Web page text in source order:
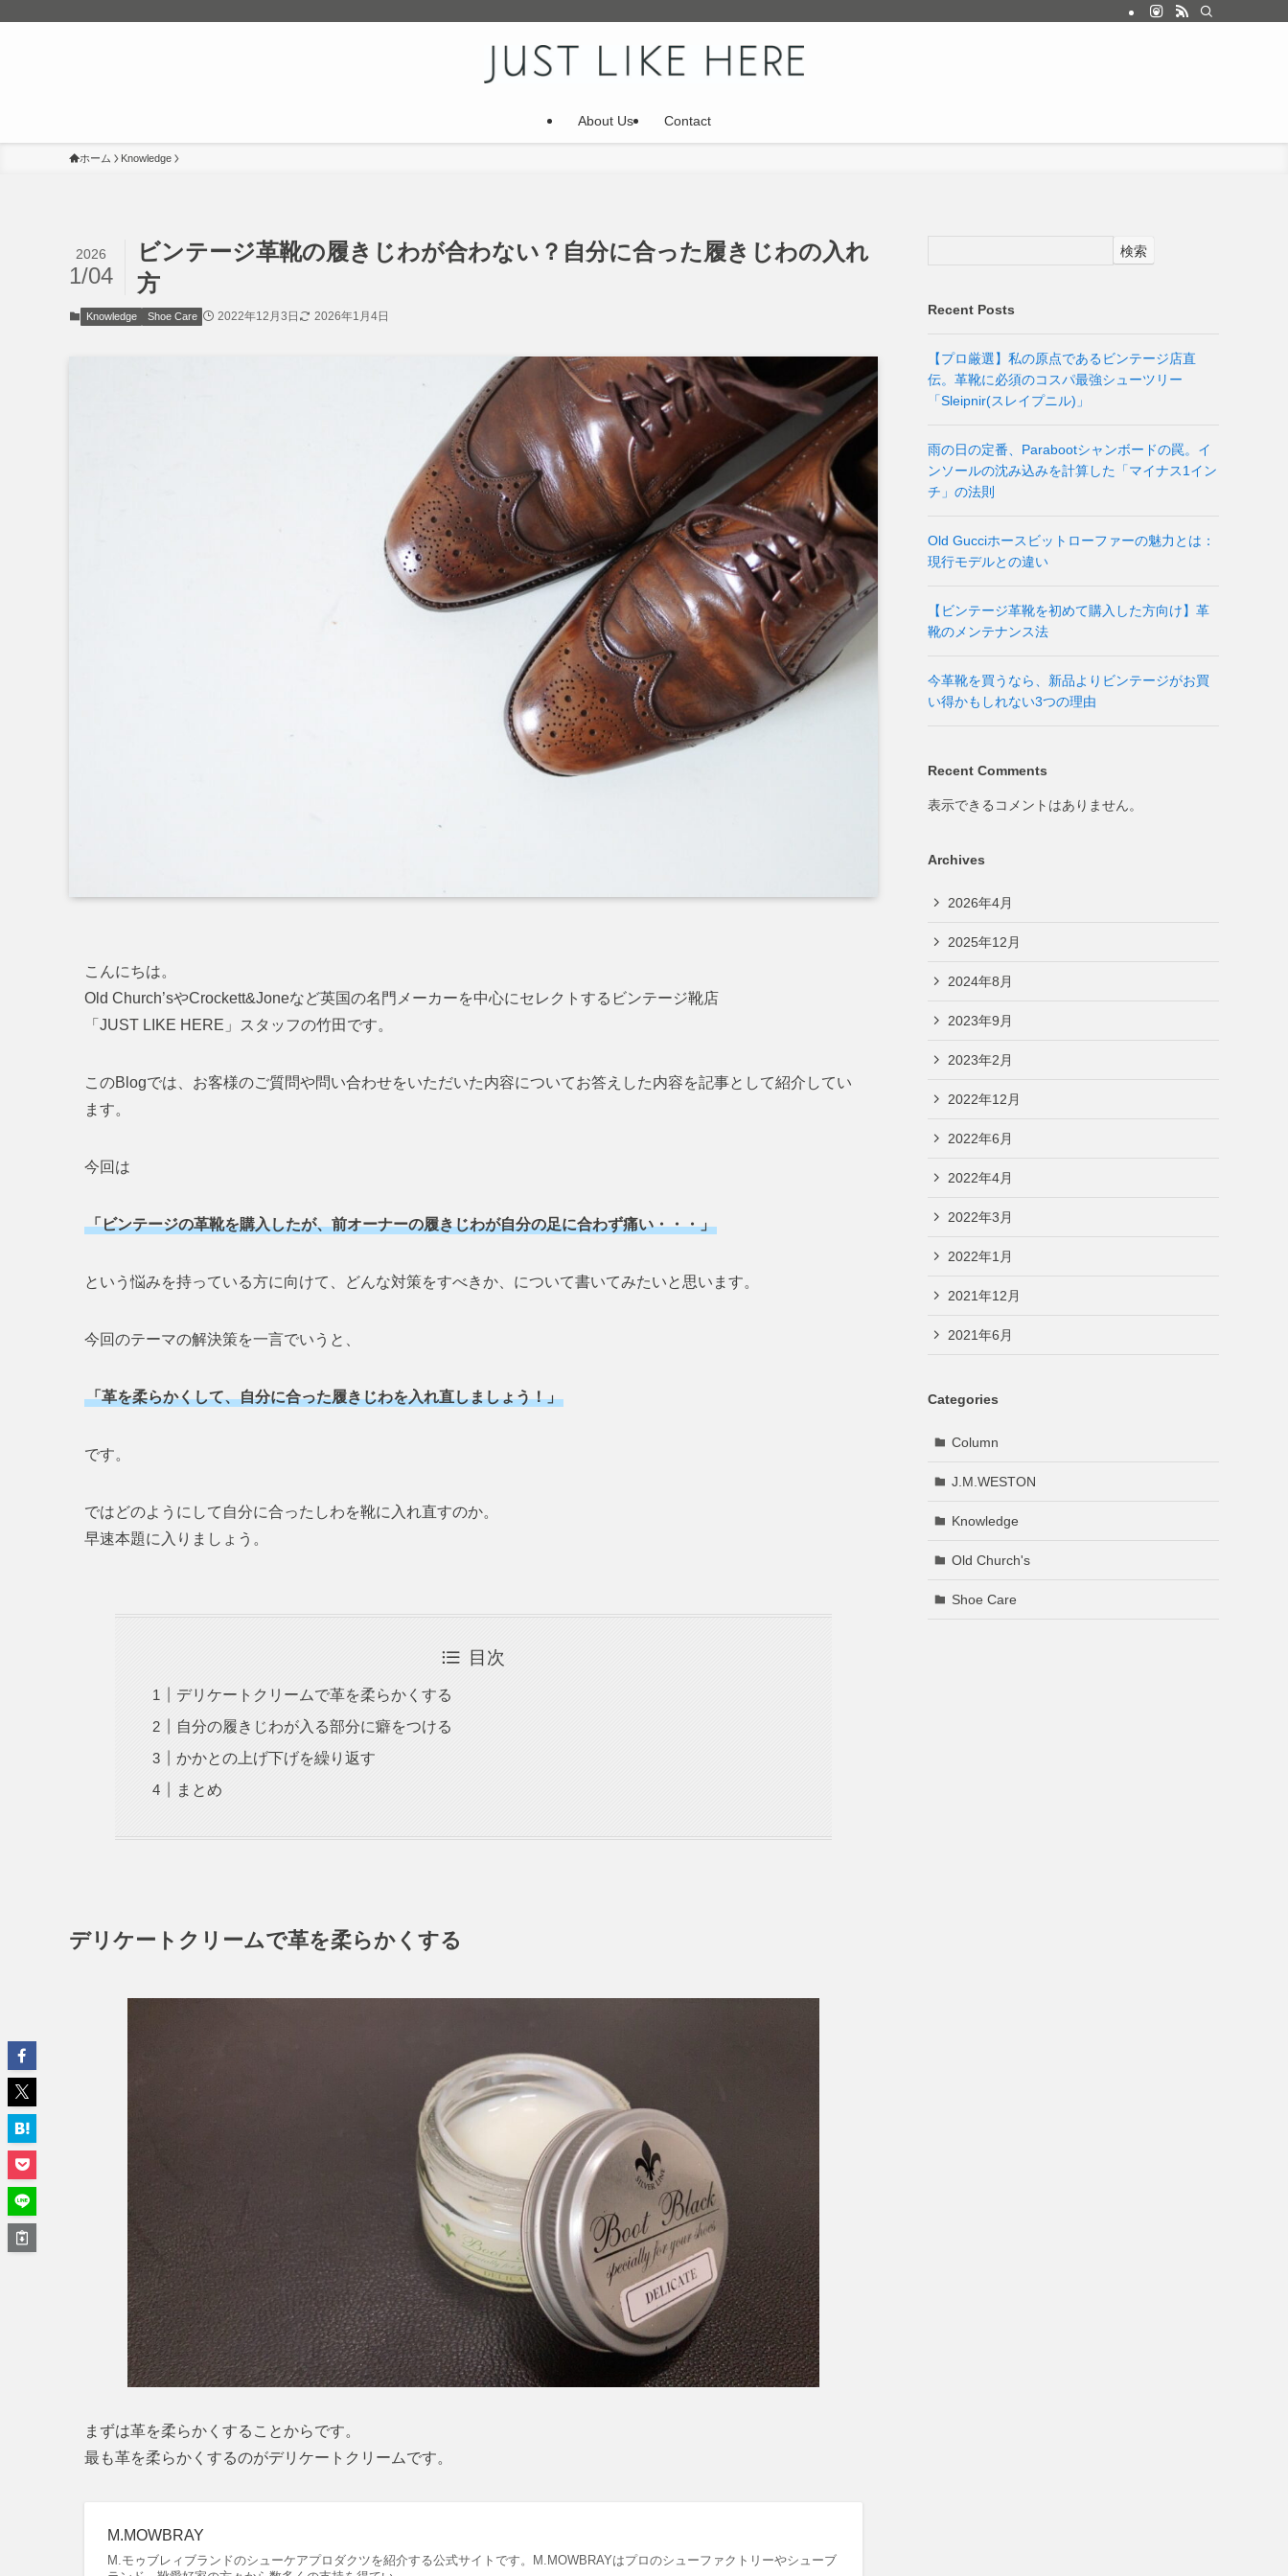
About Us Contact
ホーム Knowledge
ビンテージ革靴の履きじわが合わない？自分に合った履きじわの入れ
方
2026
1/04
Knowledge Shoe Care 2022年12月3日 2026年1月4日
こんにちは。
Old Church’sやCrockett&Joneなど英国の名門メーカーを中心にセレクトするビンテージ靴店
「JUST LIKE HERE」スタッフの竹田です。
このBlogでは、お客様のご質問や問い合わせをいただいた内容についてお答えした内容を記事として紹介してい
ます。
今回は
「ビンテージの革靴を購入したが、前オーナーの履きじわが自分の足に合わず痛い・・・」
という悩みを持っている方に向けて、どんな対策をすべきか、について書いてみたいと思います。
今回のテーマの解決策を一言でいうと、
「革を柔らかくして、自分に合った履きじわを入れ直しましょう！」
です。
ではどのようにして自分に合ったしわを靴に入れ直すのか。
早速本題に入りましょう。
目次
デリケートクリームで革を柔らかくする
自分の履きじわが入る部分に癖をつける
かかとの上げ下げを繰り返す
まとめ
デリケートクリームで革を柔らかくする
まずは革を柔らかくすることからです。
最も革を柔らかくするのがデリケートクリームです。
M.MOWBRAY
M.モゥブレィブランドのシューケアプロダクツを紹介する公式サイトです。M.MOWBRAYはプロのシューファクトリーやシューブ
検索
Recent Posts
【プロ厳選】私の原点であるビンテージ店直
伝。革靴に必須のコスパ最強シューツリー
「Sleipnir(スレイプニル)」
雨の日の定番、Parabootシャンボードの罠。イ
ンソールの沈み込みを計算した「マイナス1イン
チ」の法則
Old Gucciホースビットローファーの魅力とは：
現行モデルとの違い
【ビンテージ革靴を初めて購入した方向け】革
靴のメンテナンス法
今革靴を買うなら、新品よりビンテージがお買
い得かもしれない3つの理由
Recent Comments
表示できるコメントはありません。
Archives
2026年4月
2025年12月
2024年8月
2023年9月
2023年2月
2022年12月
2022年6月
2022年4月
2022年3月
2022年1月
2021年12月
2021年6月
Categories
Column
J.M.WESTON
Knowledge
Old Church's
Shoe Care